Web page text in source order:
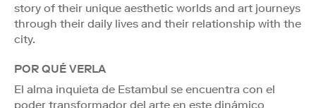
story of their unique aesthetic worlds and art journeys
through their daily lives and their relationship with the
city.
POR QUÉ VERLA
El alma inquieta de Estambul se encuentra con el
poder transformador del arte en este dinámico